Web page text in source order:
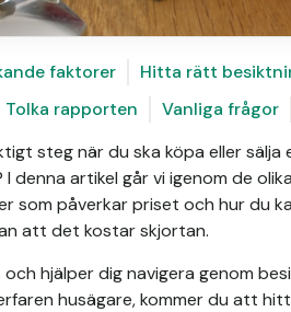
faktorer
Hitta rätt
Tolka rapporten Vanliga frågor
steg när du ska köpa eller sälja
denna artikel går vi igenom de
som påverkar priset och hur du
att det kostar skjortan.
hjälper dig navigera genom
husägare, kommer du att